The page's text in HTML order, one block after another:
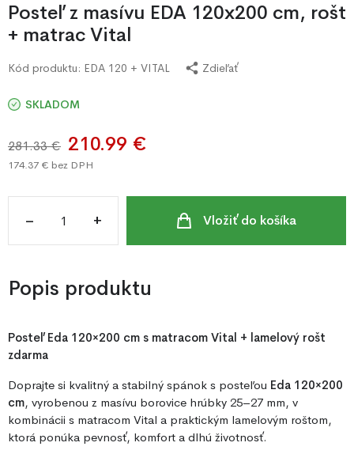
Posteľ z masívu EDA 120x200 cm, rošt
+ matrac Vital
Kód produktu: EDA 120 + VITAL Zdieľať
SKLADOM
281.33 € 210.99 €
174.37 € bez DPH
– + Vložiť do košíka
Popis produktu
Posteľ Eda 120×200 cm s matracom Vital + lamelový rošt
zdarma
Doprajte si kvalitný a stabilný spánok s posteľou Eda 120×200
cm, vyrobenou z masívu borovice hrúbky 25–27 mm, v
kombinácii s matracom Vital a praktickým lamelovým roštom,
ktorá ponúka pevnosť, komfort a dlhú životnosť.